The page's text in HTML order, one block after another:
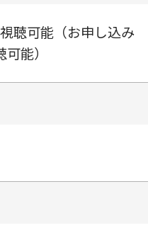
聴可能（お申し込み
能）